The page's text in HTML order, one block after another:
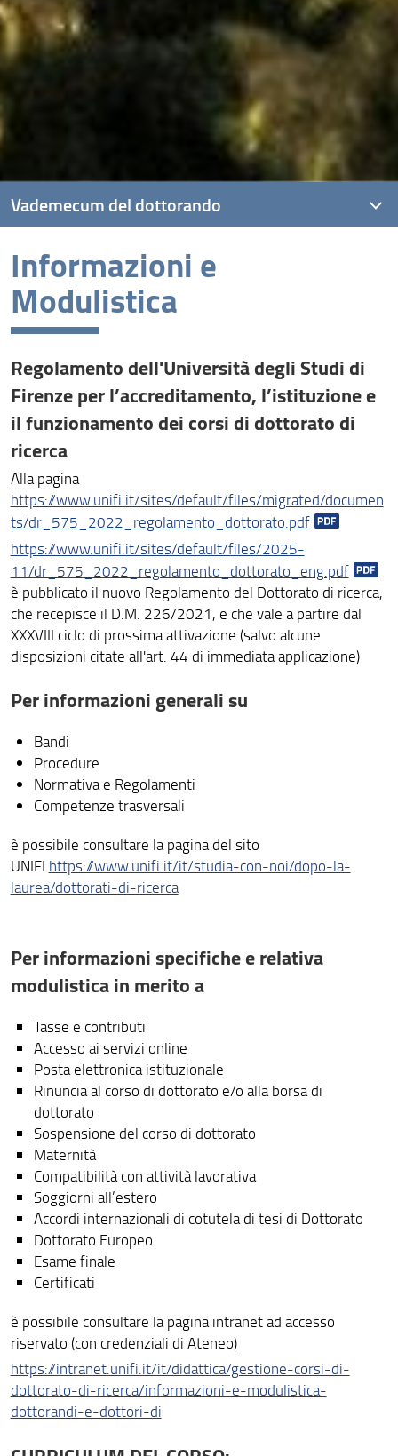
Informazioni e
Modulistica
Regolamento dell'Università degli Studi di
Firenze per l’accreditamento, l’istituzione e
il funzionamento dei corsi di dottorato di
ricerca
Alla pagina
https://www.unifi.it/sites/default/files/migrated/documen
ts/dr_575_2022_regolamento_dottorato.pdf
https://www.unifi.it/sites/default/files/2025-
11/dr_575_2022_regolamento_dottorato_eng.pdf
è pubblicato il nuovo Regolamento del Dottorato di ricerca,
che recepisce il D.M. 226/2021, e che vale a partire dal
XXXVIII ciclo di prossima attivazione (salvo alcune
disposizioni citate all'art. 44 di immediata applicazione)
Per informazioni generali su
Bandi
Procedure
Normativa e Regolamenti
Competenze trasversali
è possibile consultare la pagina del sito
UNIFI https://www.unifi.it/it/studia-con-noi/dopo-la-
laurea/dottorati-di-ricerca
Per informazioni specifiche e relativa
modulistica in merito a
Tasse e contributi
Accesso ai servizi online
Posta elettronica istituzionale
Rinuncia al corso di dottorato e/o alla borsa di
dottorato
Sospensione del corso di dottorato
Maternità
Compatibilità con attività lavorativa
Soggiorni all’estero
Accordi internazionali di cotutela di tesi di Dottorato
Dottorato Europeo
Esame finale
Certificati
è possibile consultare la pagina intranet ad accesso
riservato (con credenziali di Ateneo)
https://intranet.unifi.it/it/didattica/gestione-corsi-di-
dottorato-di-ricerca/informazioni-e-modulistica-
dottorandi-e-dottori-di
Vademecum del dottorando
Informazioni e Modulistica
Passaggio d'anno
Esame finale